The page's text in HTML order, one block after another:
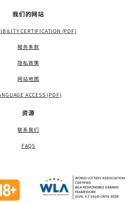
我们的网站
CERTIFICATION (PDF)
服务条款
隐私政策
网站地图
ACCESS (PDF)
资源
联系我们
FAQS